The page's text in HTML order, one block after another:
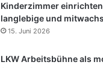
Kinderzimmer
langlebige und
15. Juni 2026
LKW Arbeitsbühne als